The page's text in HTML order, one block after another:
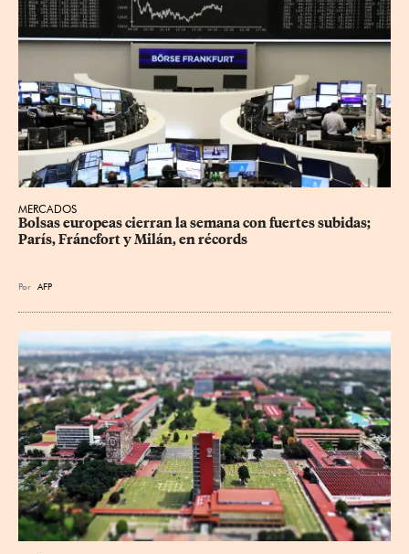
MERCADOS
Bolsas europeas cierran la semana con fuertes subidas;
París, Fráncfort y Milán, en récords
Por AFP